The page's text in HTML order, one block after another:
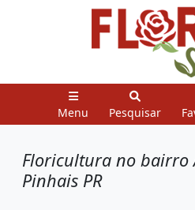
Menu Pesquisar
Floricultura no bairro
Pinhais PR